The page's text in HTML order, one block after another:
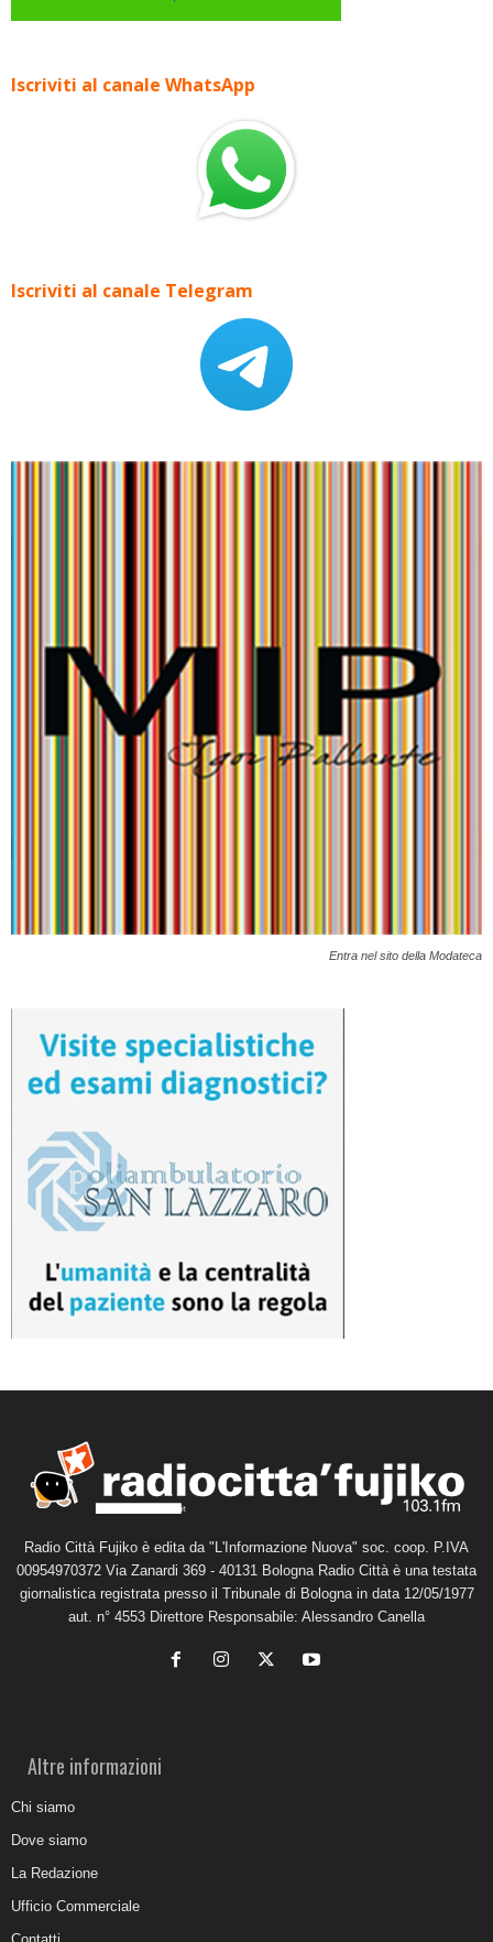
Iscriviti al canale WhatsApp
Iscriviti al canale Telegram
Entra nel sito della Modateca
Radio Città Fujiko è edita da "L'Informazione Nuova" soc. coop. P.IVA
00954970372 Via Zanardi 369 - 40131 Bologna Radio Città è una testata
giornalistica registrata presso il Tribunale di Bologna in data 12/05/1977
aut. n° 4553 Direttore Responsabile: Alessandro Canella
Altre informazioni
Chi siamo
Dove siamo
La Redazione
Ufficio Commerciale